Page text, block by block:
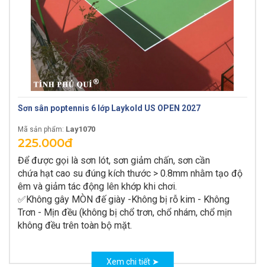
Sơn sân poptennis 6 lớp Laykold US OPEN 2027
Mã sản phẩm: Lay1070
225.000đ
Để được gọi là sơn lót, sơn giảm chấn, sơn cần
chứa hạt cao su đúng kích thước > 0.8mm nhằm tạo độ
êm và giảm tác động lên khớp khi chơi.
✅Không gây MÒN đế giày -Không bị rỗ kim - Không
Trơn - Mịn đều (không bị chổ trơn, chổ nhám, chổ mịn
không đều trên toàn bộ mặt.
Xem chi tiết ➤